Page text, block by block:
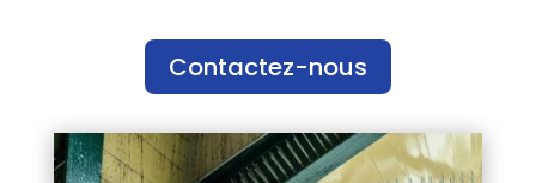
Contactez-nous